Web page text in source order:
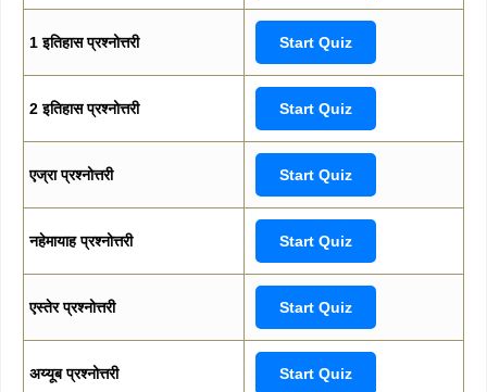
1 इतिहास प्रश्नोत्तरी Start Quiz
2 इतिहास प्रश्नोत्तरी Start Quiz
एज्रा प्रश्नोत्तरी Start Quiz
नहेमायाह प्रश्नोत्तरी Start Quiz
एस्तेर प्रश्नोत्तरी Start Quiz
अय्यूब प्रश्नोत्तरी Start Quiz